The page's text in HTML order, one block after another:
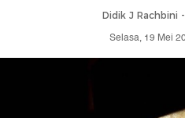
Didik J Rachbini -
Selasa, 19 Mei